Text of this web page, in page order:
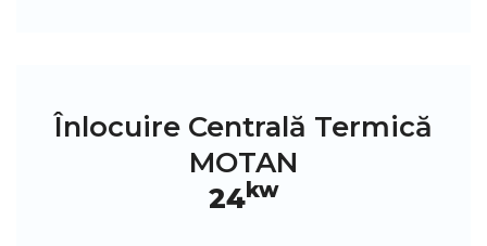
Înlocuire Centrală Termică
MOTAN
24Kw